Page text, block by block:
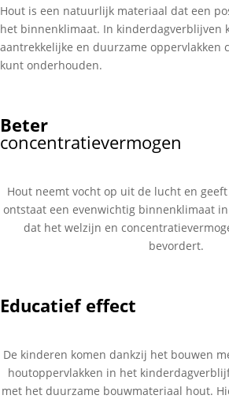
Hout is een natuurlijk materiaal dat een
het binnenklimaat. In kinderdagverblijven
aantrekkelijke en duurzame oppervlakken
kunt onderhouden.
Beter
concentratievermogen
Hout neemt vocht op uit de lucht en
ontstaat een evenwichtig binnenklimaat
dat het welzijn en
bevordert.
Educatief effect
De kinderen komen dankzij het bouwen
houtoppervlakken in het
met het duurzame bouwmateriaal hout.